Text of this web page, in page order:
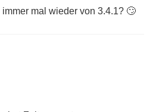
mal wieder von 3.4.1? 🙄